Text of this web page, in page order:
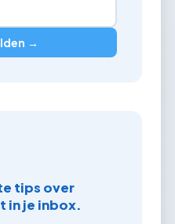
→
tips over
in je inbox.